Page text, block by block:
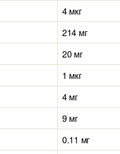
4 мкг
214 мг
20 мг
1 мкг
4 мг
9 мг
0.11 мг